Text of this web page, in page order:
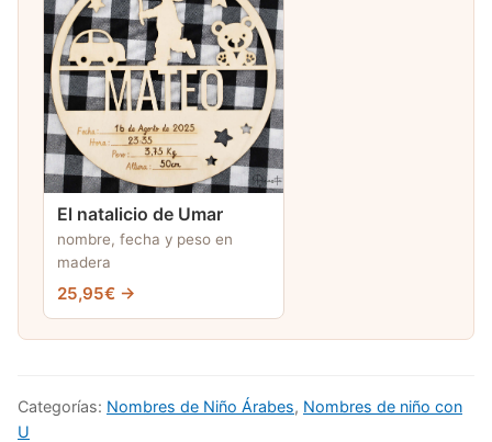
El natalicio de Umar
nombre, fecha y peso en
madera
25,95€ →
Categorías: Nombres de Niño Árabes, Nombres de niño con
U